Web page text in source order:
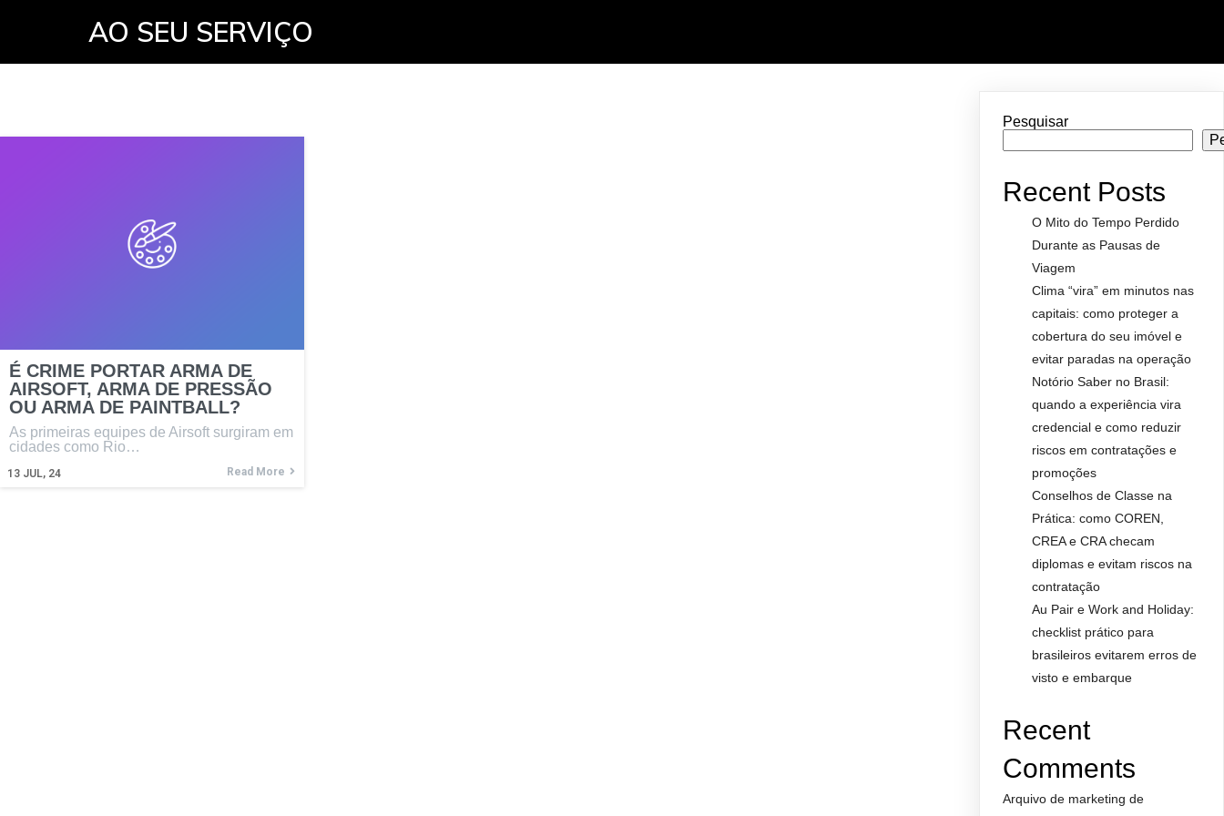
AO SEU SERVIÇO
É CRIME PORTAR ARMA DE
AIRSOFT, ARMA DE PRESSÃO
OU ARMA DE PAINTBALL?
13 JUL, 24
As primeiras equipes de Airsoft surgiram em
cidades como Rio…
Read More
Pesquisar
Recent Posts
O Mito do Tempo Perdido
Durante as Pausas de
Viagem
Clima “vira” em minutos nas
capitais: como proteger a
cobertura do seu imóvel e
evitar paradas na operação
Notório Saber no Brasil:
quando a experiência vira
credencial e como reduzir
riscos em contratações e
promoções
Conselhos de Classe na
Prática: como COREN,
CREA e CRA checam
diplomas e evitam riscos na
contratação
Au Pair e Work and Holiday:
checklist prático para
brasileiros evitarem erros de
visto e embarque
Recent
Comments
Arquivo de marketing de